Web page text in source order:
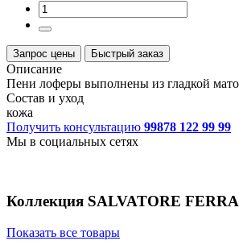
Запрос цены Быстрый заказ
Описание
Пени лоферы выполнены из гладкой
Состав и уход
кожа
Получить консультацию 99878 122 99 99
Мы в социальных сетях
Коллекция SALVATORE
Показать все товары